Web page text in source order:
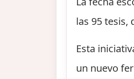
las 95 tesis,
Esta
un nuevo